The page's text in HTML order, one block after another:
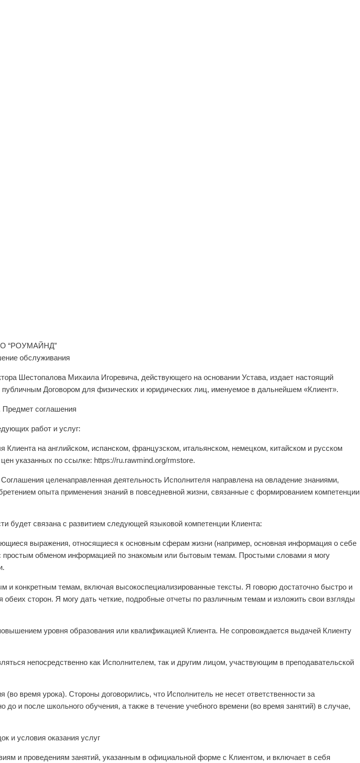
“РОУМАЙНД”
обслуживания
Шестопалова Михаила Игоревича, действующего на основании Устава, издает настоящий
Договором для физических и юридических лиц, именуемое в дальнейшем «Клиент».
Предмет соглашения
работ и услуг:
на английском, испанском, французском, итальянском, немецком, китайском и русском
указанных по ссылке: https://ru.rawmind.org/rmstore.
целенаправленная деятельность Исполнителя направлена на овладение знаниями,
опыта применения знаний в повседневной жизни, связанные с формированием компетенции
будет связана с развитием следующей языковой компетенции Клиента:
выражения, относящиеся к основным сферам жизни (например, основная информация о себе
простым обменом информацией по знакомым или бытовым темам. Простыми словами я могу
конкретным темам, включая высокоспециализированные тексты. Я говорю достаточно быстро и
сторон. Я могу дать четкие, подробные отчеты по различным темам и изложить свои взгляды
уровня образования или квалификацией Клиента. Не сопровождается выдачей Клиенту
непосредственно как Исполнителем, так и другим лицом, участвующим в преподавательской
время урока). Стороны договорились, что Исполнитель не несет ответственности за
и после школьного обучения, а также в течение учебного времени (во время занятий) в случае,
и условия оказания услуг
и проведениям занятий, указанным в официальной форме с Клиентом, и включает в себя